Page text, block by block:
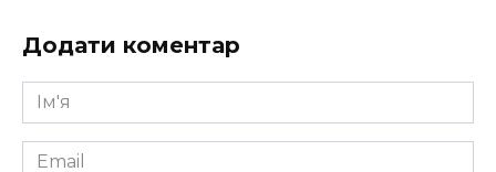
Додати коментар
Ім'я
*
Email